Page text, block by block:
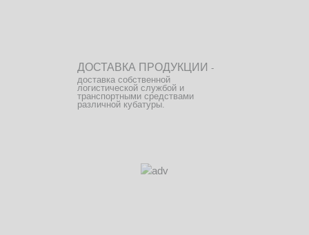
ДОСТАВКА ПРОДУКЦИИ -
доставка собственной
логистической службой и
транспортными средствами
различной кубатуры.